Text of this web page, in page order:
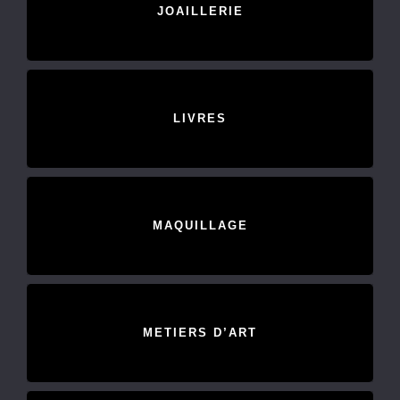
JOAILLERIE
LIVRES
MAQUILLAGE
METIERS D’ART